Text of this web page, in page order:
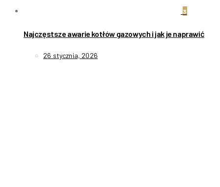
3
Najczęstsze awarie kotłów gazowych i jak je naprawić
26 stycznia, 2026